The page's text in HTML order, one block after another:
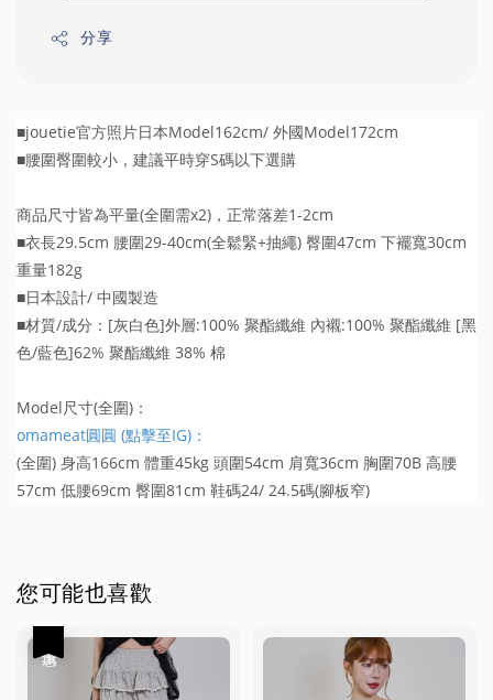
分享
■jouetie官方照片日本Model162cm/ 外國Model172cm
■腰圍臀圍較小，建議平時穿S碼以下選購
商品尺寸皆為平量(全圍需x2)，正常落差1-2cm
■衣長29.5cm 腰圍29-40cm(全鬆緊+抽繩) 臀圍47cm 下襬寬30cm
重量182g
■日本設計/ 中國製造
■材質/成分：[灰白色]外層:100% 聚酯纖維 內襯:100% 聚酯纖維 [黑
色/藍色]62% 聚酯纖維 38% 棉
Model尺寸(全圍)：
omameat圓圓 (點擊至IG)：
(全圍) 身高166cm 體重45kg 頭圍54cm 肩寬36cm 胸圍70B 高腰
57cm 低腰69cm 臀圍81cm 鞋碼24/ 24.5碼(腳板窄)
您可能也喜歡